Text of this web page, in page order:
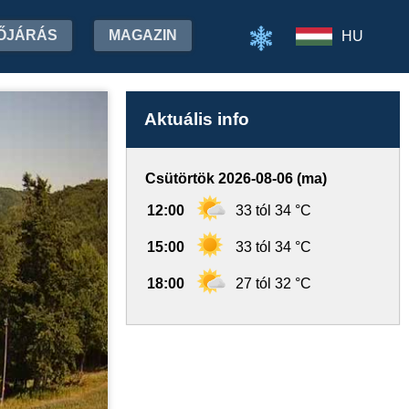
MAGAZIN HU
Aktuális info
Csütörtök 2026-08-06 (ma)
12:00 33 tól 34 °C
15:00 33 tól 34 °C
18:00 27 tól 32 °C